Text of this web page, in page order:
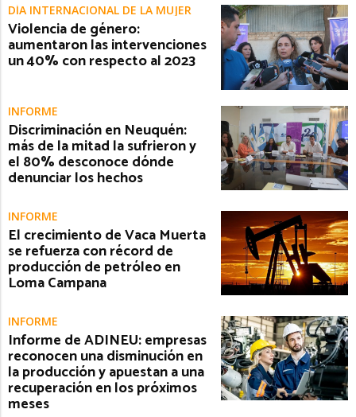
DÍA INTERNACIONAL DE LA MUJER
Violencia de género:
aumentaron las intervenciones
un 40% con respecto al 2023
INFORME
Discriminación en Neuquén:
más de la mitad la sufrieron y
el 80% desconoce dónde
denunciar los hechos
INFORME
El crecimiento de Vaca Muerta
se refuerza con récord de
producción de petróleo en
Loma Campana
INFORME
Informe de ADINEU: empresas
reconocen una disminución en
la producción y apuestan a una
recuperación en los próximos
meses